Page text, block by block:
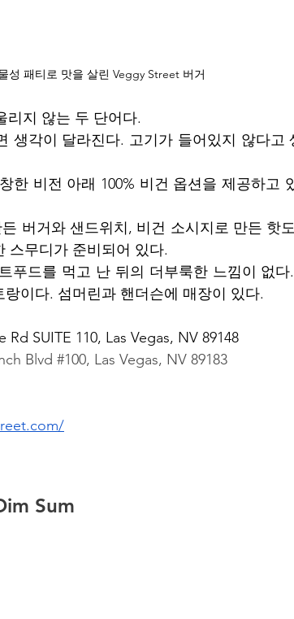
성 패티로 맛을 살린 Veggy Street 버거
리지 않는 두 단어다.
생각이 달라진다. 고기가 들어있지 않다고
한 비전 아래 100% 비건 옵션을 제공하고
버거와 샌드위치, 비건 소시지로 만든 핫
스무디가 준비되어 있다.
푸드를 먹고 난 뒤의 더부룩한 느낌이 없
이다. 섬머린과 핸더슨에 매장이 있다.
Rd SUITE 110, Las Vegas, NV 89148
Blvd #100, Las Vegas, NV 89183
Sum